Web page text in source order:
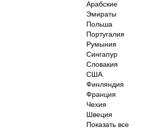
Арабские
Эмираты
Польша
Португалия
Румыния
Сингапур
Словакия
США
Финляндия
Франция
Чехия
Швеция
Показать все